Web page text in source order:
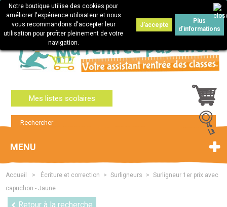
Connexion
Mes listes scolaires
Notre boutique utilise des cookies pour
améliorer l'expérience utilisateur et nous
vous recommandons d'accepter leur
utilisation pour profiter pleinement de votre
navigation.
J'accepte
Plus
d'informations
MENU
Accueil > Écriture et correction > Surligneurs > Surligneur 1er prix avec
capuchon - Jaune
Retour à la recherche